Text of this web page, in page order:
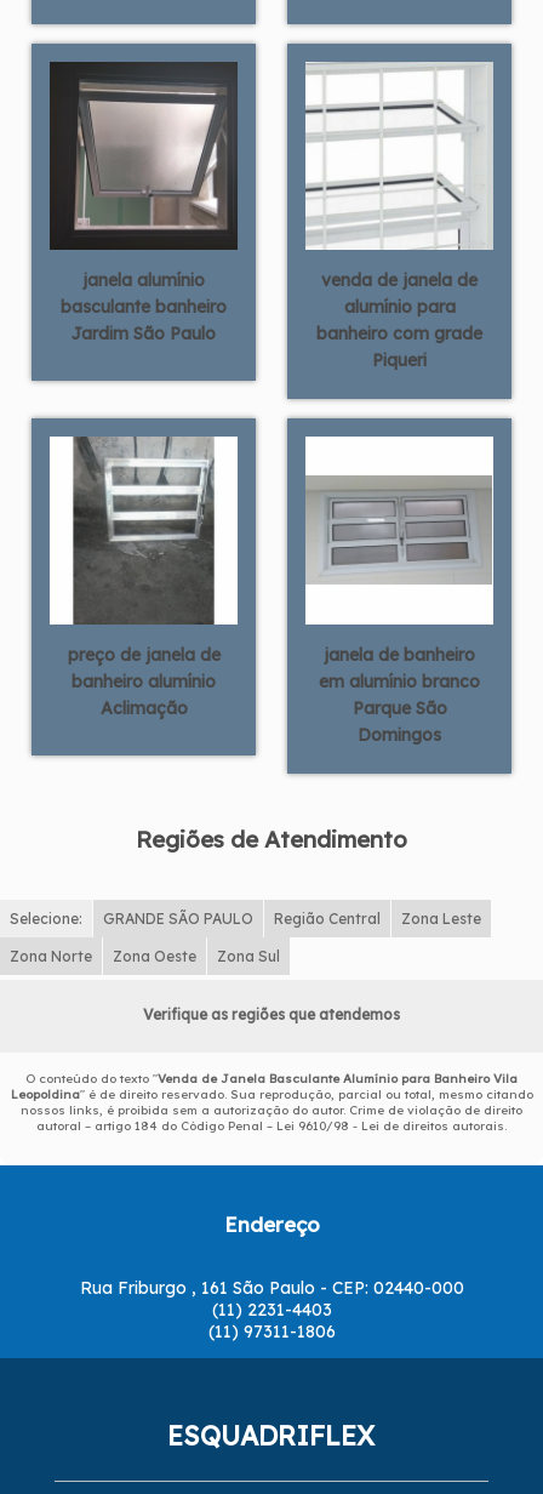
janela alumínio
basculante banheiro
Jardim São Paulo
venda de janela de
alumínio para
banheiro com grade
Piqueri
preço de janela de
banheiro alumínio
Aclimação
janela de banheiro
em alumínio branco
Parque São
Domingos
Regiões de Atendimento
Selecione: GRANDE SÃO PAULO Região Central Zona Leste
Zona Norte Zona Oeste Zona Sul
Verifique as regiões que atendemos
O conteúdo do texto "Venda de Janela Basculante Alumínio para Banheiro Vila
Leopoldina" é de direito reservado. Sua reprodução, parcial ou total, mesmo citando
nossos links, é proibida sem a autorização do autor. Crime de violação de direito
autoral – artigo 184 do Código Penal – Lei 9610/98 - Lei de direitos autorais
Endereço
Rua Friburgo , 161 São Paulo - CEP: 02440-000
(11) 2231-4403
(11) 97311-1806
ESQUADRIFLEX